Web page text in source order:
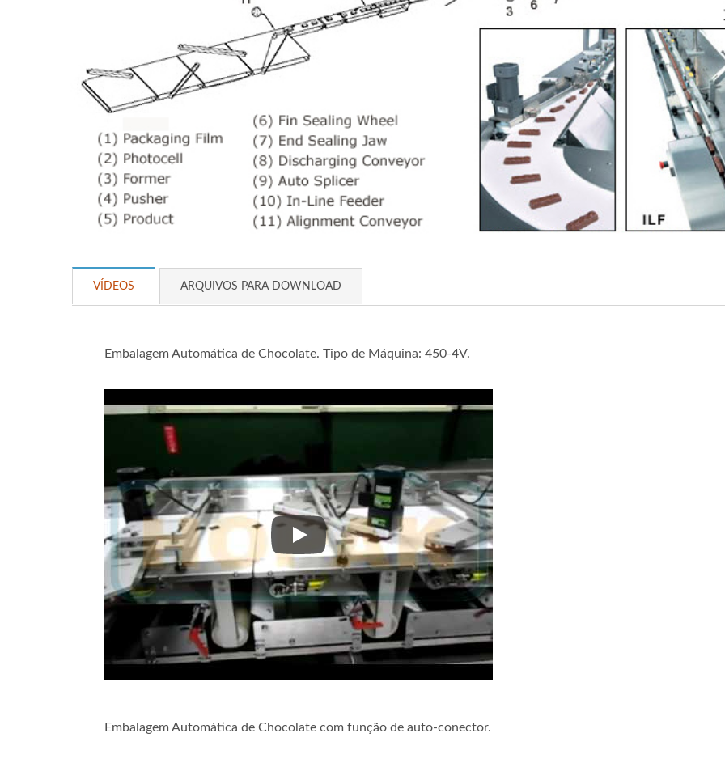
VÍDEOS ARQUIVOS PARA DOWNLOAD
Embalagem Automática de Chocolate. Tipo de Máquina: 450-4V.
Embalagem Automática de Chocolate. Tipo de Máquina: 450-4V.
Embalagem Automática de Chocolate com função de auto-conector.